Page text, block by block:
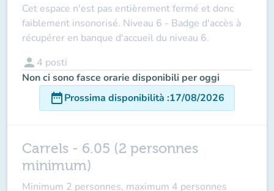
Cet espace n'est pas entièrement fermé et donc
faiblement insonorisé. Niveau 6 - Badge d'accès à
récupérer en banque d'accueil du niveau 6.
person 4 posti
Non ci sono fasce orarie disponibili per oggi
date_rangeProssima disponibilità :17/08/2026
Carrels - 6.05 (2 personnes
minimum)
Minimum 2 personnes, maximum 4 personnes